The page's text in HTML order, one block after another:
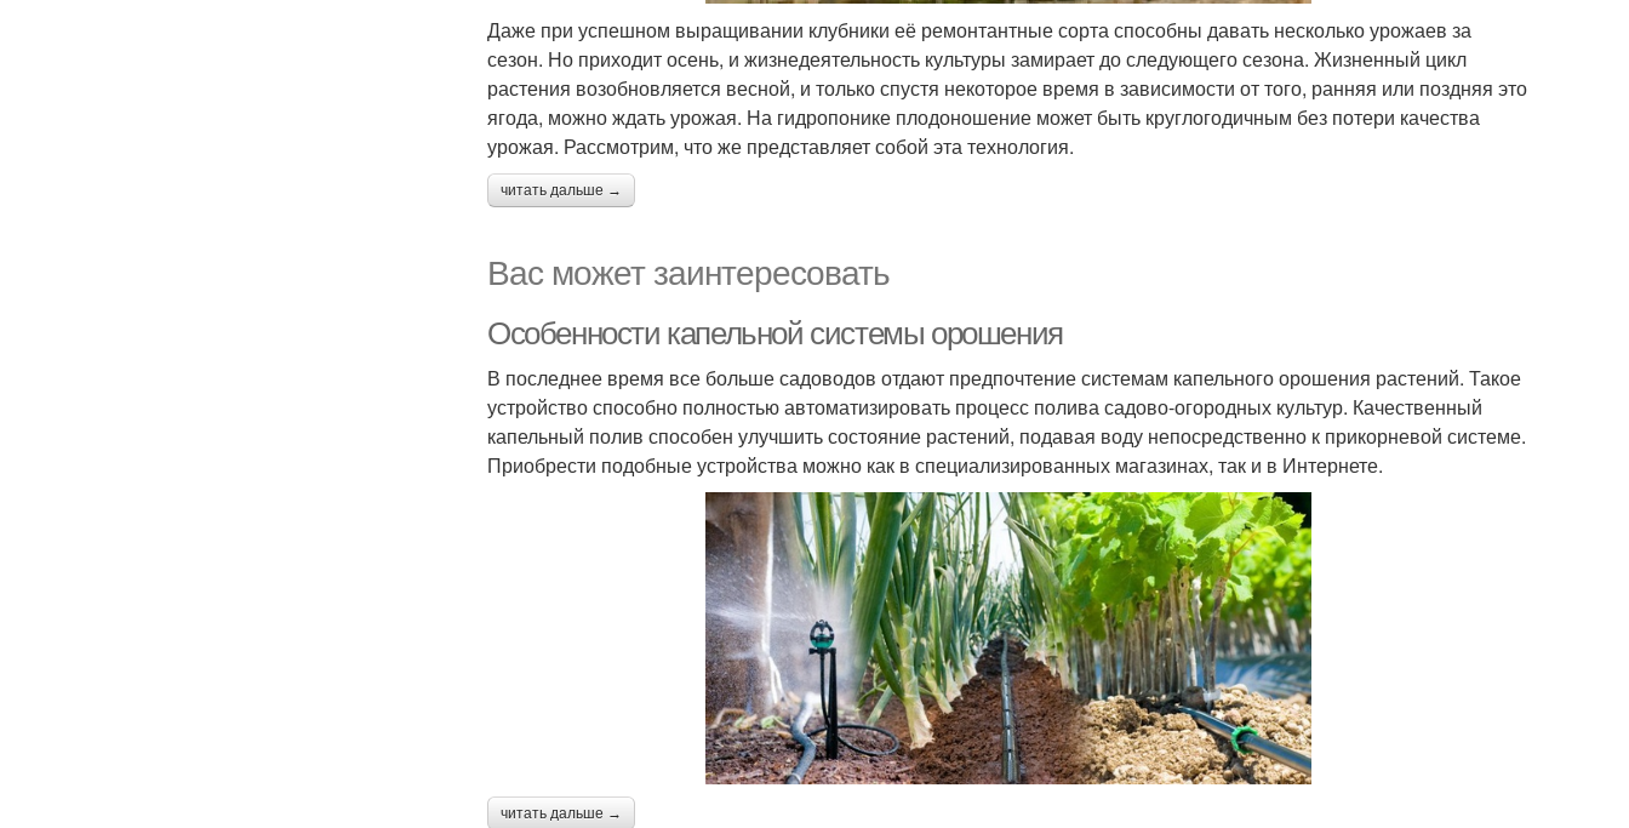
Даже при успешном выращивании клубники её ремонтантные сорта способны давать несколько урожаев за
сезон. Но приходит осень, и жизнедеятельность культуры замирает до следующего сезона. Жизненный цикл
растения возобновляется весной, и только спустя некоторое время в зависимости от того, ранняя или поздняя это
ягода, можно ждать урожая. На гидропонике плодоношение может быть круглогодичным без потери качества
урожая. Рассмотрим, что же представляет собой эта технология.
читать дальше →
Вас может заинтересовать
Особенности капельной системы орошения
В последнее время все больше садоводов отдают предпочтение системам капельного орошения растений. Такое
устройство способно полностью автоматизировать процесс полива садово-огородных культур. Качественный
капельный полив способен улучшить состояние растений, подавая воду непосредственно к прикорневой системе.
Приобрести подобные устройства можно как в специализированных магазинах, так и в Интернете.
читать дальше →